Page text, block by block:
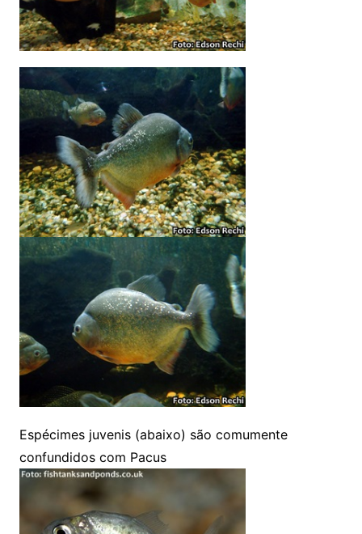
Espécimes juvenis (abaixo) são comumente
confundidos com Pacus